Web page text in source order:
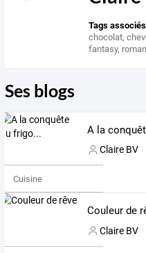
Tags
chocolat,
fantasy,
Ses blogs
Claire BV
Cuisine
Couleur de
Claire BV